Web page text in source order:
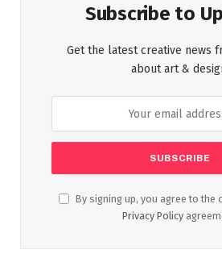
Subscribe to
Get the latest creative news
about art &
By signing up, you agree to the
Privacy Policy